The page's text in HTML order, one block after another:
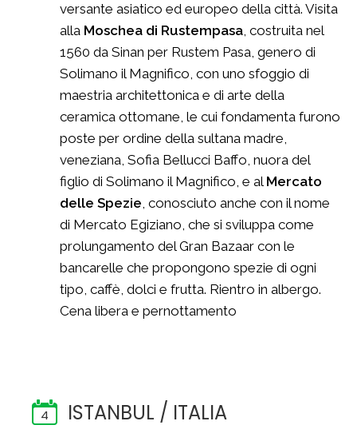
versante asiatico ed europeo della città. Visita
alla Moschea di Rustempasa, costruita nel
1560 da Sinan per Rustem Pasa, genero di
Solimano il Magnifico, con uno sfoggio di
maestria architettonica e di arte della
ceramica ottomane, le cui fondamenta furono
poste per ordine della sultana madre,
veneziana, Sofia Bellucci Baffo, nuora del
figlio di Solimano il Magnifico, e al Mercato
delle Spezie, conosciuto anche con il nome
di Mercato Egiziano, che si sviluppa come
prolungamento del Gran Bazaar con le
bancarelle che propongono spezie di ogni
tipo, caffè, dolci e frutta. Rientro in albergo.
Cena libera e pernottamento
4 ISTANBUL / ITALIA